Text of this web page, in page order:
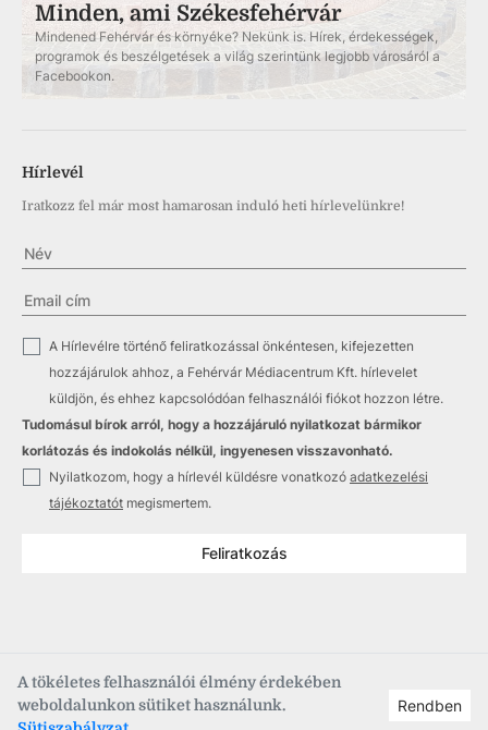
A tökéletes felhasználói élmény érdekében
weboldalunkon sütiket használunk.
Rendben
Minden, ami Székesfehérvár
Mindened Fehérvár és környéke? Nekünk is. Hírek, érdekességek,
programok és beszélgetések a világ szerintünk legjobb városáról a
Facebookon.
Hírlevél
Iratkozz fel már most hamarosan induló heti hírlevelünkre!
A Hírlevélre történő feliratkozással önkéntesen, kifejezetten
hozzájárulok ahhoz, a Fehérvár Médiacentrum Kft. hírlevelet
küldjön, és ehhez kapcsolódóan felhasználói fiókot hozzon létre.
Tudomásul bírok arról, hogy a hozzájáruló nyilatkozat bármikor
korlátozás és indokolás nélkül, ingyenesen visszavonható.
Nyilatkozom, hogy a hírlevél küldésre vonatkozó adatkezelési
tájékoztatót megismertem.
Feliratkozás
Copyright © 2021–2026 Fehérvár Médiacentrum, fmc.hu